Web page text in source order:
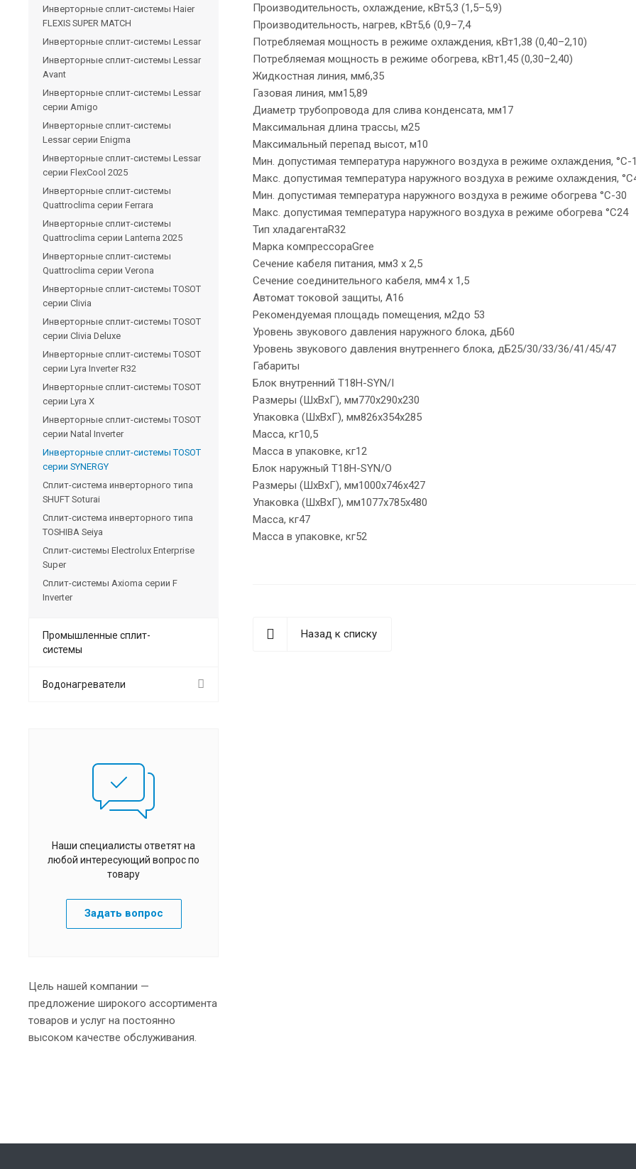
Производительность, охлаждение, кВт5,3 (1,5–5,9)
Производительность, нагрев, кВт5,6 (0,9–7,4
Потребляемая мощность в режиме охлаждения, кВт1,38 (0,40–2,10)
Потребляемая мощность в режиме обогрева, кВт1,45 (0,30–2,40)
Жидкостная линия, мм6,35
Газовая линия, мм15,89
Диаметр трубопровода для слива конденсата, мм17
Максимальная длина трассы, м25
Максимальный перепад высот, м10
Мин. допустимая температура наружного воздуха в режиме охлаждения, °С-
Макс. допустимая температура наружного воздуха в режиме охлаждения,
Мин. допустимая температура наружного воздуха в режиме обогрева °С-30
Макс. допустимая температура наружного воздуха в режиме обогрева °С24
Тип хладагентаR32
Марка компрессораGree
Сечение кабеля питания, мм3 х 2,5
Сечение соединительного кабеля, мм4 х 1,5
Автомат токовой защиты, A16
Рекомендуемая площадь помещения, м2до 53
Уровень звукового давления наружного блока, дБ60
Уровень звукового давления внутреннего блока, дБ25/30/33/36/41/45/47
Габариты
Блок внутренний T18H-SYN/I
Размеры (ШхВхГ), мм770x290x230
Упаковка (ШхВхГ), мм826x354x285
Масса, кг10,5
Масса в упаковке, кг12
Блок наружный T18H-SYN/O
Размеры (ШхВхГ), мм1000x746x427
Упаковка (ШхВхГ), мм1077x785x480
Масса, кг47
Масса в упаковке, кг52
Назад к списку
Инверторные сплит-системы Haier
FLEXIS SUPER MATCH
Инверторные сплит-системы Lessar
Инверторные сплит-системы Lessar
Avant
Инверторные сплит-системы Lessar
серии Amigo
Инверторные сплит-системы
Lessar серии Enigma
Инверторные сплит-системы Lessar
серии FlexCool 2025
Инверторные сплит-системы
Quattroclima серии Ferrara
Инверторные сплит-системы
Quattroclima серии Lanterna 2025
Инверторные сплит-системы
Quattroclima серии Verona
Инверторные сплит-системы TOSOT
серии Clivia
Инверторные сплит-системы TOSOT
серии Clivia Deluxe
Инверторные сплит-системы TOSOT
серии Lyra Inverter R32
Инверторные сплит-системы TOSOT
серии Lyra X
Инверторные сплит-системы TOSOT
серии Natal Inverter
Инверторные сплит-системы TOSOT
серии SYNERGY
Сплит-система инверторного типа
SHUFT Soturai
Сплит-система инверторного типа
TOSHIBA Seiya
Сплит-системы Electrolux Enterprise
Super
Сплит-системы Axioma серии F
Inverter
Промышленные сплит-
системы
Водонагреватели
Наши специалисты ответят на
любой интересующий вопрос по
товару
Задать вопрос
Цель нашей компании —
предложение широкого ассортимента
товаров и услуг на постоянно
высоком качестве обслуживания.